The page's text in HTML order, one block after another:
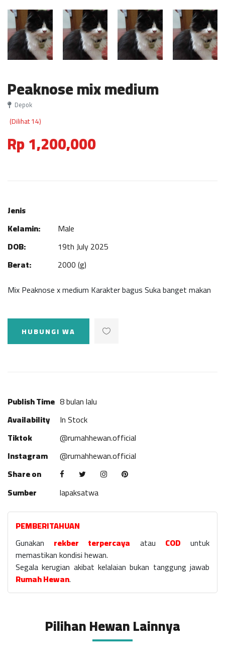
Peaknose mix medium
Depok
(Dilihat 14)
Rp 1,200,000
Jenis
Kelamin:
Male
DOB:
19th July 2025
Berat:
2000 (g)
Mix Peaknose x medium Karakter bagus Suka banget makan
HUBUNGI WA
Publish Time 8 bulan lalu
Availability
In Stock
Tiktok
@rumahhewan.official
Instagram
@rumahhewan.official
Share on
Sumber
lapaksatwa
PEMBERITAHUAN
Gunakan rekber terpercaya atau COD untuk
memastikan kondisi hewan.
Segala kerugian akibat kelalaian bukan tanggung jawab
Rumah Hewan.
Pilihan Hewan Lainnya